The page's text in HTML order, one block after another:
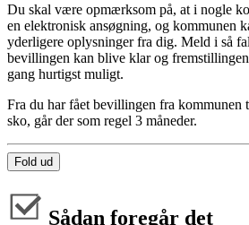
Du skal være opmærksom på, at i nogle
en elektronisk ansøgning, og kommunen
yderligere oplysninger fra dig. Meld i så
bevillingen kan blive klar og
gang hurtigst muligt.
Fra du har fået bevillingen fra kommunen
sko, går der som regel 3 måneder.
Fold ud
Sådan foregår det